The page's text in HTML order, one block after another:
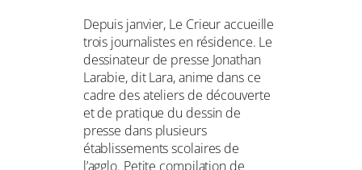
Depuis janvier, Le Crieur accueille
trois journalistes en résidence. Le
dessinateur de presse Jonathan
Larabie, dit Lara, anime dans ce
cadre des ateliers de découverte
et de pratique du dessin de
presse dans plusieurs
établissements scolaires de
l’agglo. Petite compilation de